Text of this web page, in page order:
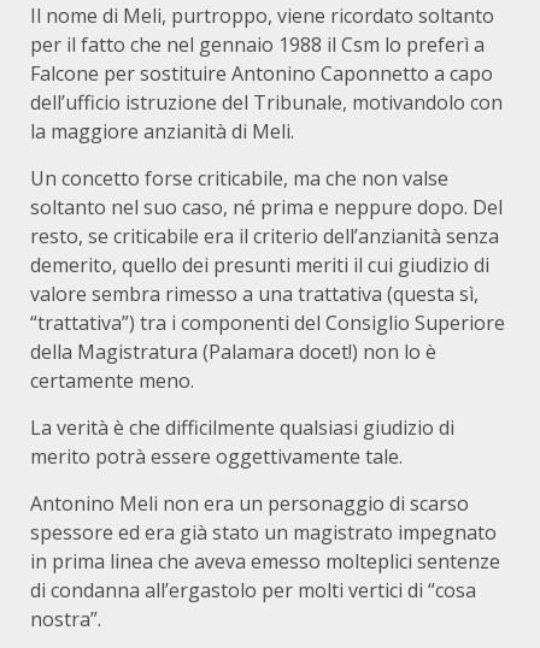
Il nome di Meli, purtroppo, viene ricordato soltanto
per il fatto che nel gennaio 1988 il Csm lo preferì a
Falcone per sostituire Antonino Caponnetto a capo
dell’ufficio istruzione del Tribunale, motivandolo con
la maggiore anzianità di Meli.
Un concetto forse criticabile, ma che non valse
soltanto nel suo caso, né prima e neppure dopo. Del
resto, se criticabile era il criterio dell’anzianità senza
demerito, quello dei presunti meriti il cui giudizio di
valore sembra rimesso a una trattativa (questa sì,
“trattativa”) tra i componenti del Consiglio Superiore
della Magistratura (Palamara docet!) non lo è
certamente meno.
La verità è che difficilmente qualsiasi giudizio di
merito potrà essere oggettivamente tale.
Antonino Meli non era un personaggio di scarso
spessore ed era già stato un magistrato impegnato
in prima linea che aveva emesso molteplici sentenze
di condanna all’ergastolo per molti vertici di “cosa
nostra”.